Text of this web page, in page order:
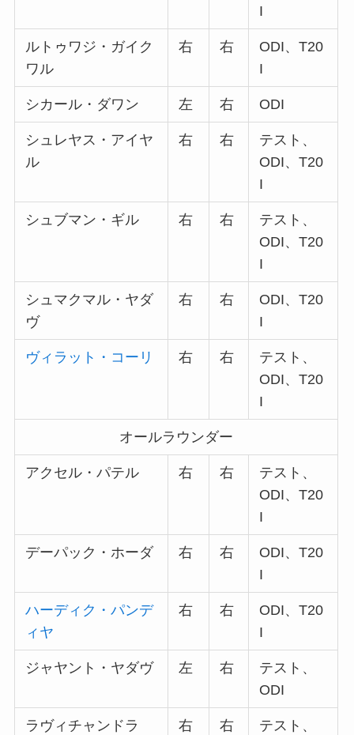
I
ルトゥワジ・ガイク
ワル
右 右
ODI、T20
I
シカール・ダワン 左 右 ODI
シュレヤス・アイヤ
ル
右 右
テスト、
ODI、T20
I
シュブマン・ギル 右 右
テスト、
ODI、T20
I
シュマクマル・ヤダ
ヴ
右 右
ODI、T20
I
ヴィラット・コーリ 右 右
テスト、
ODI、T20
I
オールラウンダー
アクセル・パテル 右 右
テスト、
ODI、T20
I
デーパック・ホーダ 右 右
ODI、T20
I
ハーディク・パンデ
ィヤ
右 右
ODI、T20
I
ジャヤント・ヤダヴ 左 右
テスト、
ODI
ラヴィチャンドラ
右 右
テスト、